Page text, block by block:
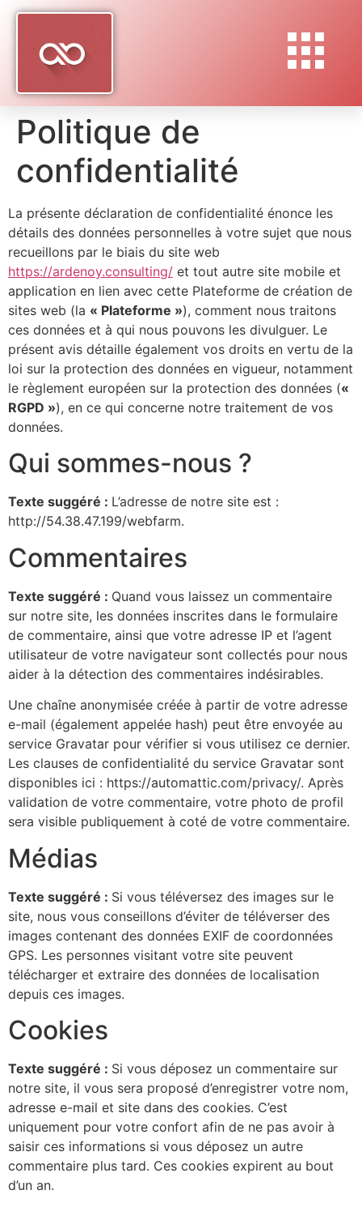
Politique de
confidentialité
La présente déclaration de confidentialité énonce les
détails des données personnelles à votre sujet que nous
recueillons par le biais du site web
https://ardenoy.consulting/ et tout autre site mobile et
application en lien avec cette Plateforme de création de
sites web (la « Plateforme »), comment nous traitons
ces données et à qui nous pouvons les divulguer. Le
présent avis détaille également vos droits en vertu de la
loi sur la protection des données en vigueur, notamment
le règlement européen sur la protection des données («
RGPD »), en ce qui concerne notre traitement de vos
données.
Qui sommes-nous ?
Texte suggéré : L’adresse de notre site est :
http://54.38.47.199/webfarm.
Commentaires
Texte suggéré : Quand vous laissez un commentaire
sur notre site, les données inscrites dans le formulaire
de commentaire, ainsi que votre adresse IP et l’agent
utilisateur de votre navigateur sont collectés pour nous
aider à la détection des commentaires indésirables.
Une chaîne anonymisée créée à partir de votre adresse
e-mail (également appelée hash) peut être envoyée au
service Gravatar pour vérifier si vous utilisez ce dernier.
Les clauses de confidentialité du service Gravatar sont
disponibles ici : https://automattic.com/privacy/. Après
validation de votre commentaire, votre photo de profil
sera visible publiquement à coté de votre commentaire.
Médias
Texte suggéré : Si vous téléversez des images sur le
site, nous vous conseillons d’éviter de téléverser des
images contenant des données EXIF de coordonnées
GPS. Les personnes visitant votre site peuvent
télécharger et extraire des données de localisation
depuis ces images.
Cookies
Texte suggéré : Si vous déposez un commentaire sur
notre site, il vous sera proposé d’enregistrer votre nom,
adresse e-mail et site dans des cookies. C’est
uniquement pour votre confort afin de ne pas avoir à
saisir ces informations si vous déposez un autre
commentaire plus tard. Ces cookies expirent au bout
d’un an.